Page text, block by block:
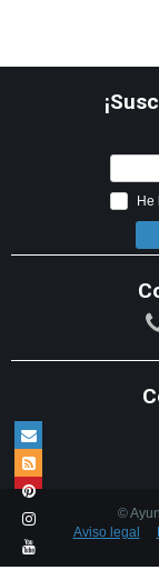
He
©
Aviso legal